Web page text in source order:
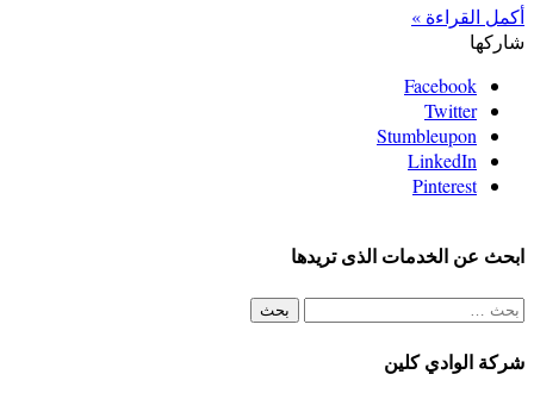
أكمل القراءة »
شاركها
Facebook
Twitter
Stumbleupon
LinkedIn
Pinterest
ابحث عن الخدمات الذى تريدها
البحث
عن:
شركة الوادي كلين